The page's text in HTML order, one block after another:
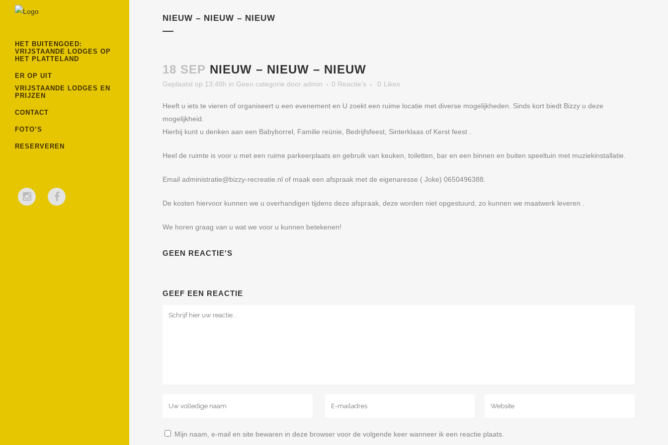
HET BUITENGOED:
VRIJSTAANDE LODGES OP
HET PLATTELAND
ER OP UIT
VRIJSTAANDE LODGES EN
PRIJZEN
CONTACT
FOTO’S
RESERVEREN
NIEUW – NIEUW – NIEUW
18 SEP NIEUW – NIEUW – NIEUW
Geplaatst op 13:48h in Geen categorie door admin 0 Reactie's 0 Likes
Heeft u iets te vieren of organiseert u een evenement en U zoekt een ruime locatie met diverse mogelijkheden. Sinds kort biedt Bizzy u deze
mogelijkheid.
Hierbij kunt u denken aan een Babyborrel, Familie reünie, Bedrijfsfeest, Sinterklaas of Kerst feest .
Heel de ruimte is voor u met een ruime parkeerplaats en gebruik van keuken, toiletten, bar en een binnen en buiten speeltuin met muziekinstallatie.
Email administratie@bizzy-recreatie.nl of maak een afspraak met de eigenaresse ( Joke) 0650496388.
De kosten hiervoor kunnen we u overhandigen tijdens deze afspraak, deze worden niet opgestuurd, zo kunnen we maatwerk leveren .
We horen graag van u wat we voor u kunnen betekenen!
GEEN REACTIE'S
GEEF EEN REACTIE
Mijn naam, e-mail en site bewaren in deze browser voor de volgende keer wanneer ik een reactie plaats.